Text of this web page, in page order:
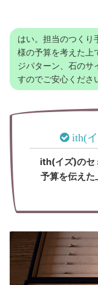
はい。担当のつくり
様の予算を考えた上
ジパターン、石のサ
すのでご安心くださ
ith(
ith(イズ)のセ
予算を伝えた